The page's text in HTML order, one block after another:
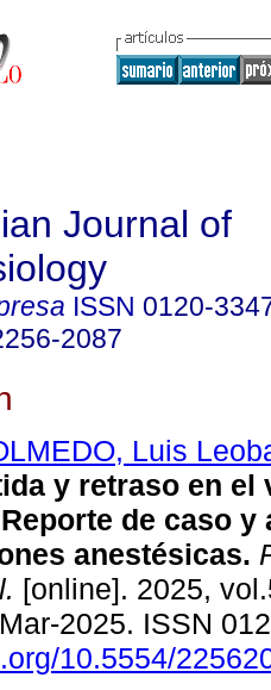
Journal of
ISSN 0120-
2087
Luis
y retraso en el
de caso y
anestésicas.
[online]. 2025,
2025. ISSN
10.5554/